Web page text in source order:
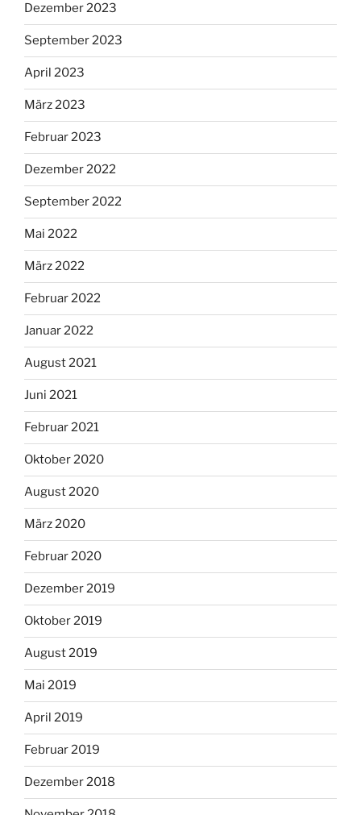
Dezember 2023
September 2023
April 2023
März 2023
Februar 2023
Dezember 2022
September 2022
Mai 2022
März 2022
Februar 2022
Januar 2022
August 2021
Juni 2021
Februar 2021
Oktober 2020
August 2020
März 2020
Februar 2020
Dezember 2019
Oktober 2019
August 2019
Mai 2019
April 2019
Februar 2019
Dezember 2018